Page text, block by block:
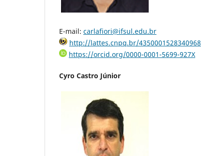
E-mail: carlafiori@ifsul.edu.br
http://lattes.cnpq.br/4350001528340968
https://orcid.org/0000-0001-5699-927X
Cyro Castro Júnior